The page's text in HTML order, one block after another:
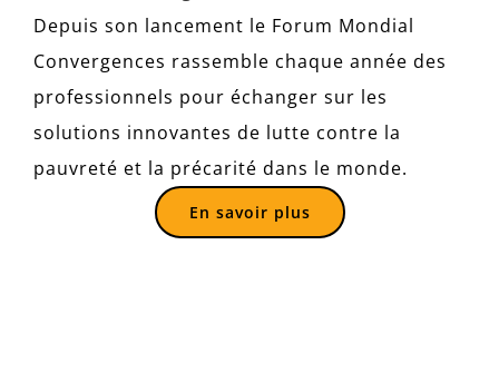
Depuis son lancement le Forum Mondial
Convergences rassemble chaque année des
professionnels pour échanger sur les
solutions innovantes de lutte contre la
pauvreté et la précarité dans le monde.
En savoir plus